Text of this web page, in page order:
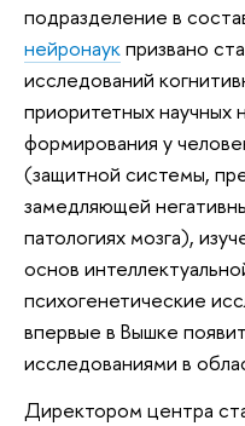
подразделение в
нейронаукпризвано
исследований
приоритетных научных
формирования у
(защитной системы,
замедляющей
патологиях мозга),
основ
психогенетические
впервые в Вышке
исследованиями в
Директором центра